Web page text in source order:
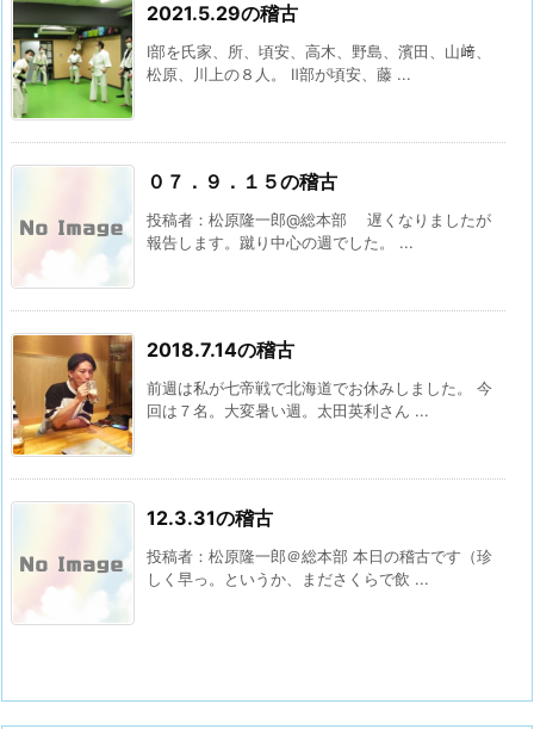
2021.5.29の稽古
Ⅰ部を氏家、所、頃安、高木、野島、濱田、山﨑、
松原、川上の８人。 Ⅱ部が頃安、藤 ...
０７．９．１５の稽古
投稿者：松原隆一郎@総本部 遅くなりましたが
報告します。蹴り中心の週でした。 ...
2018.7.14の稽古
前週は私が七帝戦で北海道でお休みしました。 今
回は７名。大変暑い週。太田英利さん ...
12.3.31の稽古
投稿者：松原隆一郎＠総本部 本日の稽古です（珍
しく早っ。というか、まださくらで飲 ...